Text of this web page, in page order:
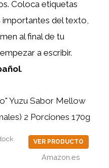
Coloca etiquetas
importantes del texto,
al final de tu
a escribir.
.
Yuzu Sabor Mellow
2 Porciones 170g
VER PRODUCTO
Amazon.es